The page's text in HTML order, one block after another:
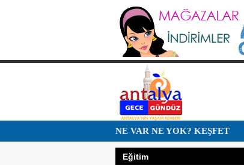
NE VAR NE YOK? KEŞFET
Eğitim